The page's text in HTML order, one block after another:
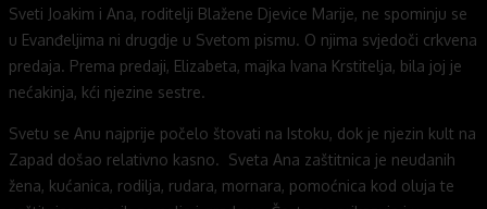
Sveti Joakim i Ana, roditelji Blažene Djevice Marije, ne spominju se
u Evanđeljima ni drugdje u Svetom pismu. O njima svjedoči crkvena
predaja. Prema predaji, Elizabeta, majka Ivana Krstitelja, bila joj je
nećakinja, kći njezine sestre.
Svetu se Anu najprije počelo štovati na Istoku, dok je njezin kult na
Zapad došao relativno kasno. Sveta Ana zaštitnica je neudanih
žena, kućanica, rodilja, rudara, mornara, pomoćnica kod oluja te